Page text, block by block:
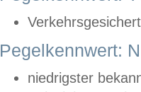
Pegelkennwert:
niedrigster